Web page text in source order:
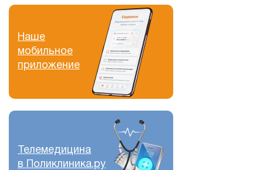
Наше
мобильное
приложение
Телемедицина
в Поликлиника.ру